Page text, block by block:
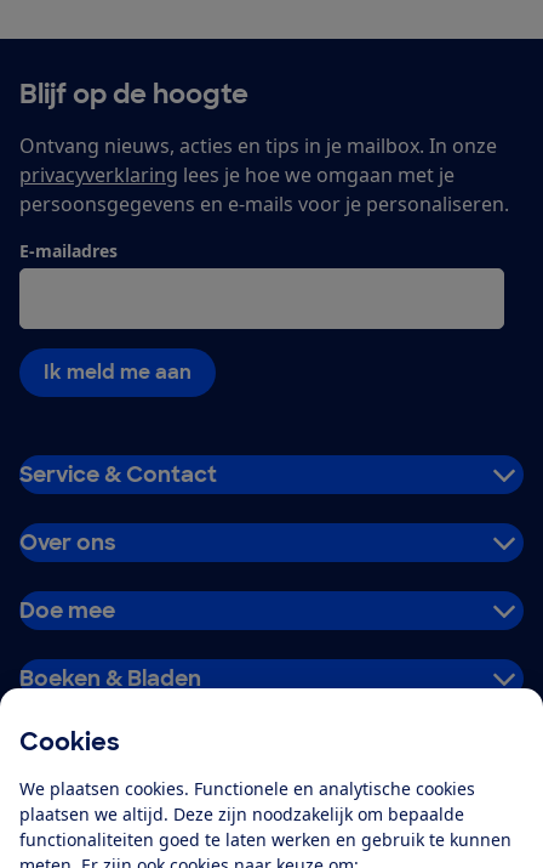
Cookies
We plaatsen cookies. Functionele en analytische cookies
plaatsen we altijd. Deze zijn noodzakelijk om bepaalde
functionaliteiten goed te laten werken en gebruik te kunnen
Blijf op de hoogte
Ontvang nieuws, acties en tips in je mailbox. In onze
privacyverklaring lees je hoe we omgaan met je
persoonsgegevens en e-mails voor je personaliseren.
E-mailadres
Ik meld me aan
Service & Contact
Over ons
Doe mee
Boeken & Bladen